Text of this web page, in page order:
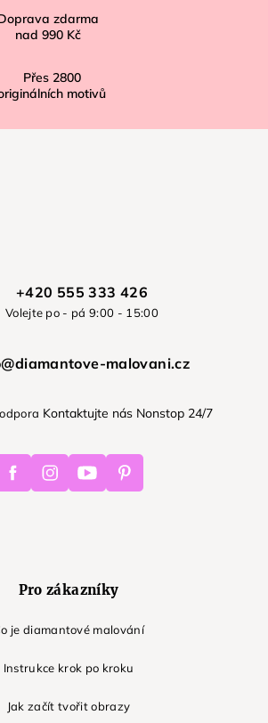
zdarma
nad 990 Kč
Přes 2800
motivů
+420 555 333 426
Volejte po - pá 9:00 - 15:00
malovani.cz
Kontaktujte nás Nonstop 24/7
FacebookInstagramYoutube Pinterest
Pro zákazníky
je diamantové malování
Instrukce krok po kroku
Jak začít tvořit obrazy